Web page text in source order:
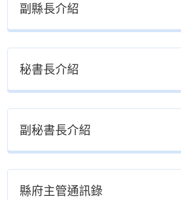
副縣長介紹
秘書長介紹
副秘書長介紹
縣府主管通訊錄